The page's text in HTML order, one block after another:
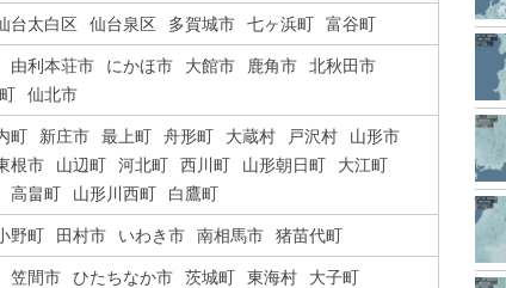
台太白区 仙台泉区 多賀城市 七ヶ浜町 富谷町
由利本荘市 にかほ市 大館市 鹿角市
北秋田市
仙北市
町 新庄市 最上町 舟形町 大蔵村 戸沢村
山形市
根市 山辺町 河北町 西川町 山形朝日町
大江町
高畠町 山形川西町 白鷹町
野町 田村市 いわき市 南相馬市 猪苗代町
笠間市 ひたちなか市 茨城町 東海村
大子町